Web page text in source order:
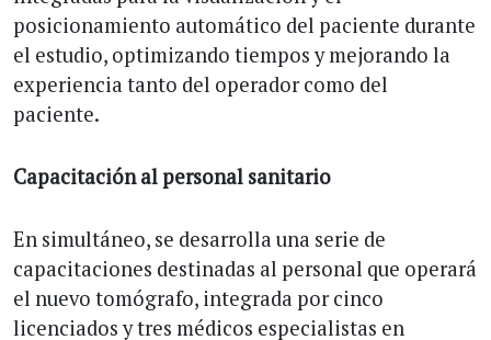
posicionamiento automático del paciente durante
el estudio, optimizando tiempos y mejorando la
experiencia tanto del operador como del
paciente.
Capacitación al personal sanitario
En simultáneo, se desarrolla una serie de
capacitaciones destinadas al personal que operará
el nuevo tomógrafo, integrada por cinco
licenciados y tres médicos especialistas en